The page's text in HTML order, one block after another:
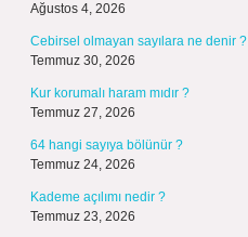
Ağustos 4, 2026
Cebirsel olmayan sayılara ne denir ?
Temmuz 30, 2026
Kur korumalı haram mıdır ?
Temmuz 27, 2026
64 hangi sayıya bölünür ?
Temmuz 24, 2026
Kademe açılımı nedir ?
Temmuz 23, 2026